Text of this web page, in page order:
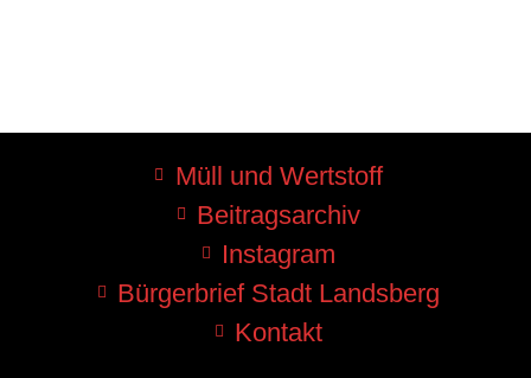
Müll und Wertstoff
Beitragsarchiv
Instagram
Bürgerbrief Stadt Landsberg
Kontakt